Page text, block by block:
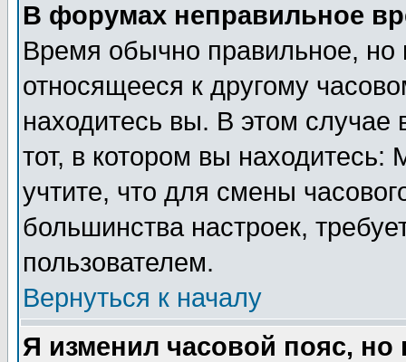
В форумах неправильное
Время обычно правильное,
относящееся к другому
находитесь вы. В этом
тот, в котором вы
учтите, что для смены
большинства настроек,
пользователем.
Вернуться к началу
Я изменил часовой пояс,